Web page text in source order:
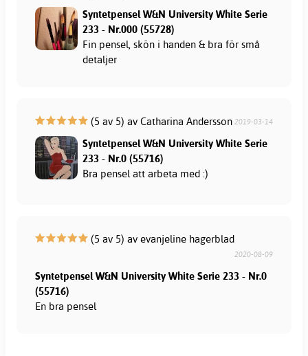
Syntetpensel W&N University White Serie
233 - Nr.000 (55728)
Fin pensel, skön i handen & bra för små
detaljer
(5 av 5) av Catharina Andersson 2019-03-14
Syntetpensel W&N University White Serie
233 - Nr.0 (55716)
Bra pensel att arbeta med :)
(5 av 5) av evanjeline hagerblad
2020-08-09
Syntetpensel W&N University White Serie 233 - Nr.0
(55716)
En bra pensel